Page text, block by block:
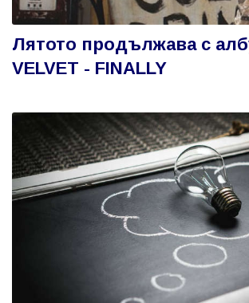
Лятото продължава с
VELVET - FINALLY